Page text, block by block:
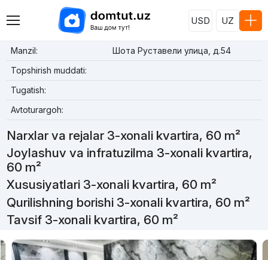
USD UZ
Manzil:
Шота Руставели улица, д.54
Topshirish muddati:
Tugatish:
Avtoturargoh:
Narxlar va rejalar 3-xonali kvartira, 60 m²
Joylashuv va infratuzilma 3-xonali kvartira,
60 m²
Xususiyatlari 3-xonali kvartira, 60 m²
Qurilishning borishi 3-xonali kvartira, 60 m²
Tavsif 3-xonali kvartira, 60 m²